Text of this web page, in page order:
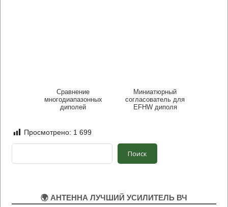
Сравнение
многодиапазонных
диполей
Миниатюрный
согласователь для
EFHW диполя
Просмотрено: 1 699
Поиск
🌍 АНТЕННА ЛУЧШИЙ УСИЛИТЕЛЬ ВЧ